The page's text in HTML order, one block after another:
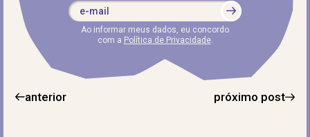
Ao informar meus dados, eu concordo
com a Política de Privacidade.
anterior próximo post